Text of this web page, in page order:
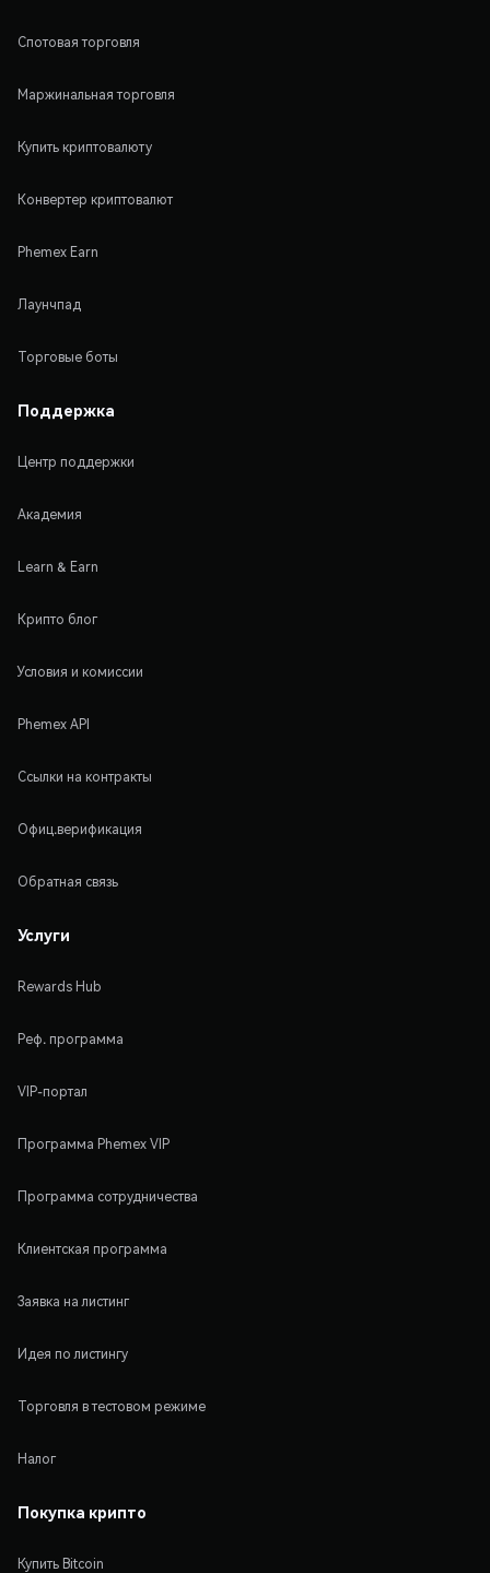
Спотовая торговля
Маржинальная торговля
Купить криптовалюту
Конвертер криптовалют
Phemex Earn
Лаунчпад
Торговые боты
Поддержка
Центр поддержки
Академия
Learn & Earn
Крипто блог
Условия и комиссии
Phemex API
Ссылки на контракты
Офиц.верификация
Обратная связь
Услуги
Rewards Hub
Реф. программа
VIP-портал
Программа Phemex VIP
Программа сотрудничества
Клиентская программа
Заявка на листинг
Идея по листингу
Торговля в тестовом режиме
Налог
Покупка крипто
Купить Bitcoin